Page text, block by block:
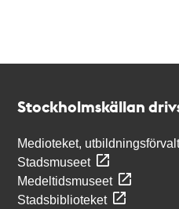
Stockholmskällan
Medioteket,
Stadsmuseet
Medeltidsmuseet
Stadsbiblioteket